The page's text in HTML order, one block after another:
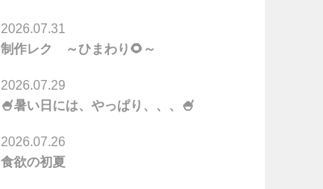
制作レク ～ひまわり🌻～
2026.07.31
🍧暑い日には、やっぱり、、、🍧
2026.07.29
食欲の初夏
2026.07.26